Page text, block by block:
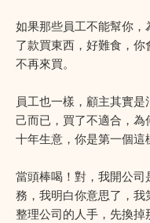
如果那些員工不能幫你
了款買東西，好難食，
不再來買。
員工也一樣，顧主其實
己而已，買了不適合，
十年生意，你是第一個這
當頭棒喝！對，我開公
務，我明白你意思了，
整理公司的人手，先換